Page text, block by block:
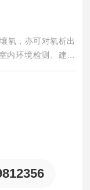
氡，亦可对氡析出
内环境检测、建筑